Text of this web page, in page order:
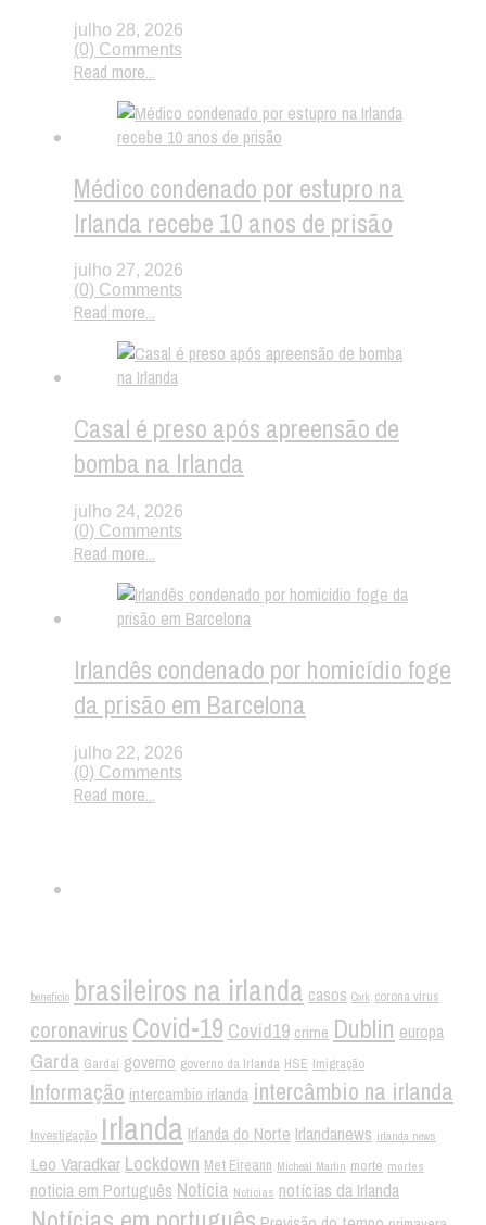
julho 28, 2026
(0) Comments
Read more...
Médico condenado por estupro na
Irlanda recebe 10 anos de prisão
julho 27, 2026
(0) Comments
Read more...
Casal é preso após apreensão de
bomba na Irlanda
julho 24, 2026
(0) Comments
Read more...
Irlandês condenado por homicídio foge
da prisão em Barcelona
julho 22, 2026
(0) Comments
Read more...
benefício brasileiros na irlanda casos Cork corona virus
coronavirus Covid-19 Covid19 crime Dublin europa
Garda Gardaí governo governo da Irlanda HSE Imigração
Informação intercambio irlanda intercâmbio na irlanda
Investigação Irlanda Irlanda do Norte Irlandanews irlanda news
Leo Varadkar Lockdown Met Eireann Micheál Martin morte mortes
noticia em Português Notícia Notícias notícias da Irlanda